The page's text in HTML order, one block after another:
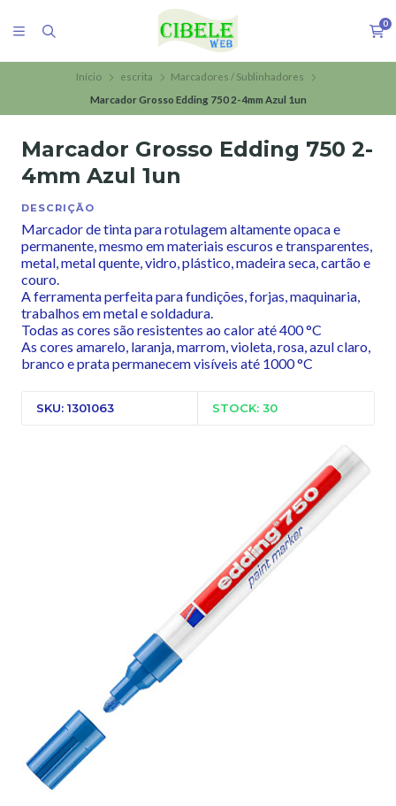
0
Início escrita
Marcadores / Sublinhadores
Marcador Grosso Edding 750 2-4mm Azul 1un
Marcador Grosso Edding 750 2-
4mm Azul 1un
DESCRIÇÃO
Marcador de tinta para rotulagem altamente opaca e
permanente, mesmo em materiais escuros e transparentes,
metal, metal quente, vidro, plástico, madeira seca, cartão e
couro.
A ferramenta perfeita para fundições, forjas, maquinaria,
trabalhos em metal e soldadura.
Todas as cores são resistentes ao calor até 400 °C
As cores amarelo, laranja, marrom, violeta, rosa, azul claro,
branco e prata permanecem visíveis até 1000 °C
SKU: 1301063 STOCK: 30